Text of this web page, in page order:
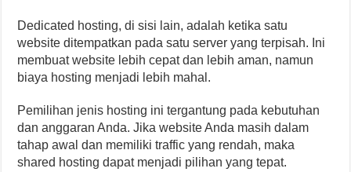
Dedicated hosting, di sisi lain, adalah ketika satu
website ditempatkan pada satu server yang terpisah. Ini
membuat website lebih cepat dan lebih aman, namun
biaya hosting menjadi lebih mahal.
Pemilihan jenis hosting ini tergantung pada kebutuhan
dan anggaran Anda. Jika website Anda masih dalam
tahap awal dan memiliki traffic yang rendah, maka
shared hosting dapat menjadi pilihan yang tepat.